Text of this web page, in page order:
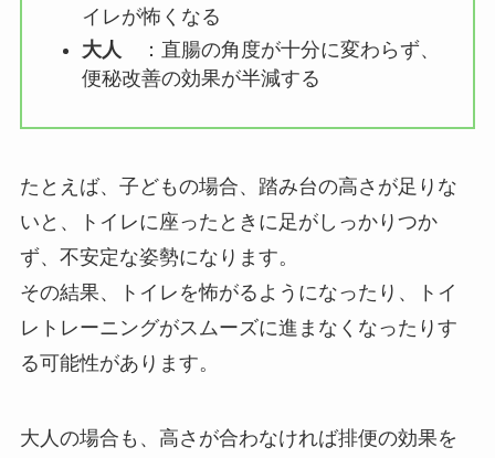
イレが怖くなる
大人 ：直腸の角度が十分に変わらず、
便秘改善の効果が半減する
たとえば、子どもの場合、踏み台の高さが足りな
いと、トイレに座ったときに足がしっかりつか
ず、不安定な姿勢になります。
その結果、トイレを怖がるようになったり、トイ
レトレーニングがスムーズに進まなくなったりす
る可能性があります。
大人の場合も、高さが合わなければ排便の効果を